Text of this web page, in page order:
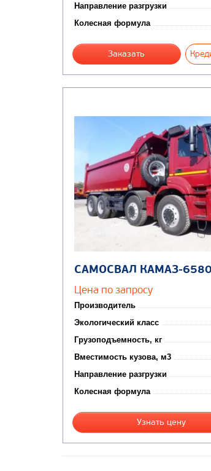
Направление разгрузки
Колесная формула
Заказать
САМОСВАЛ КАМАЗ-
Цена по запросу
Производитель
Экологический класс
Грузоподъемность, кг
Вместимость кузова, м3
Направление разгрузки
Колесная формула
Узнать цену